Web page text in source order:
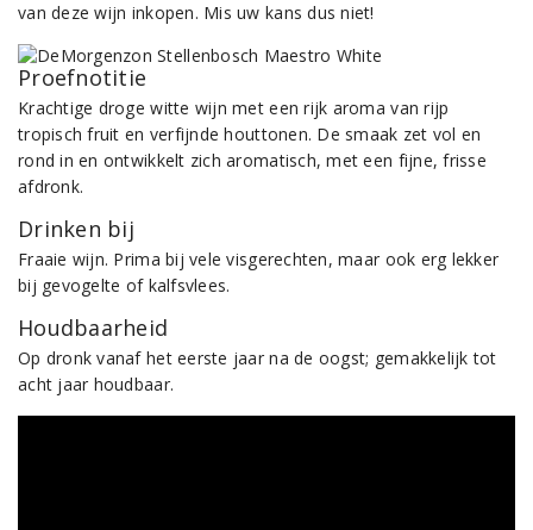
van deze wijn inkopen. Mis uw kans dus niet!
Proefnotitie
Krachtige droge witte wijn met een rijk aroma van rijp
tropisch fruit en verfijnde houttonen. De smaak zet vol en
rond in en ontwikkelt zich aromatisch, met een fijne, frisse
afdronk.
Drinken bij
Fraaie wijn. Prima bij vele visgerechten, maar ook erg lekker
bij gevogelte of kalfsvlees.
Houdbaarheid
Op dronk vanaf het eerste jaar na de oogst; gemakkelijk tot
acht jaar houdbaar.